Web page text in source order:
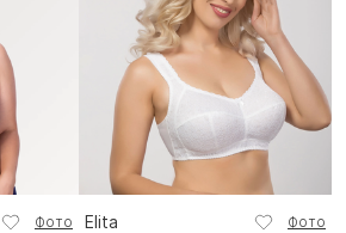
Фото Elita Фото